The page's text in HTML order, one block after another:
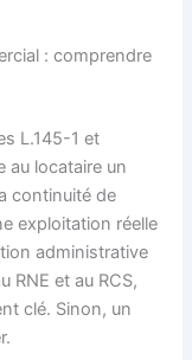
: comprendre
L.145-1 et
au locataire un
continuité de
exploitation réelle
administrative
RNE et au RCS,
clé. Sinon, un